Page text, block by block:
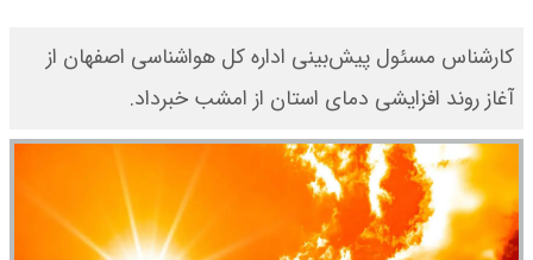
کارشناس مسئول پیش‌بینی اداره کل هواشناسی اصفهان از
آغاز روند افزایشی دمای استان از امشب خبرداد.